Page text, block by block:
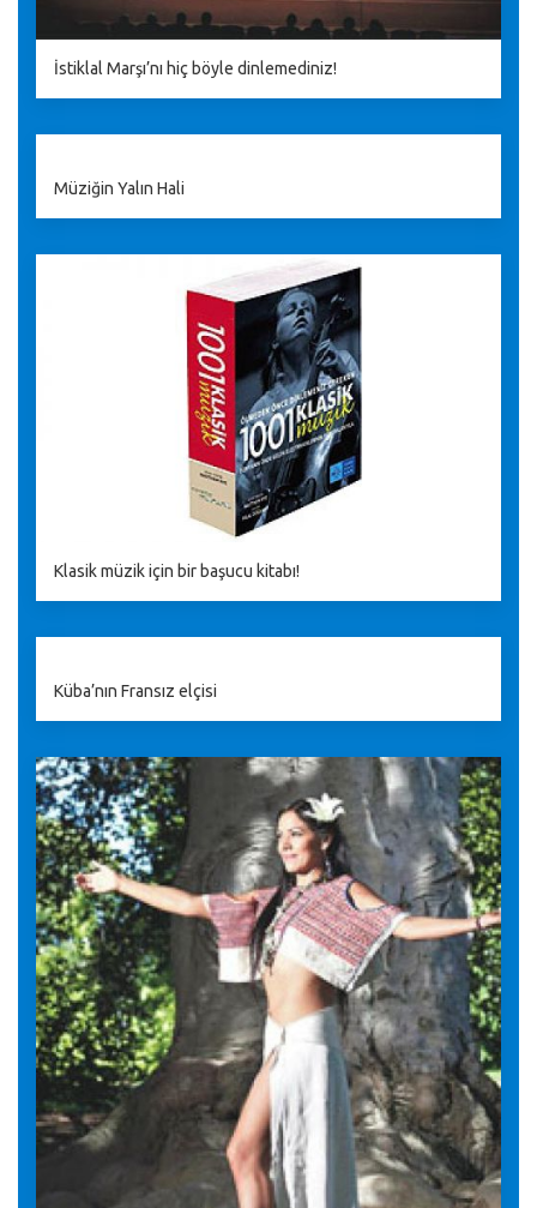
İstiklal Marşı’nı hiç böyle dinlemediniz!
Müziğin Yalın Hali
Klasik müzik için bir başucu kitabı!
Küba’nın Fransız elçisi